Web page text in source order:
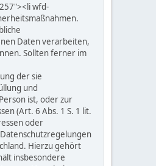
wfd-
Daten verarbeiten,
Sollten ferner im
der sie
und
ist, oder zur
(Art. 6 Abs. 1 S. 1 lit.
oder
Hierzu gehört
insbesondere